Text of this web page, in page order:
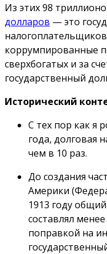
Из этих 98
долларов — это
коррумпированные
сверхбогатых и за
государственный
Исторический
С тех пор как я
года, долговая
чем в 10 раз.
До создания
Америки
1913 году
составлял
поправкой на